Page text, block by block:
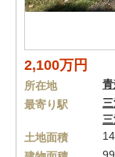
2,100万円
所在地
最寄り駅
土地面積